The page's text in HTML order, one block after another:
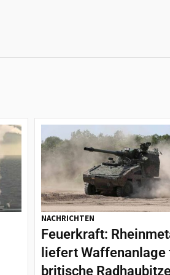
NACHRICHTEN
Feuerkraft:
liefert Waffenanlage
britische